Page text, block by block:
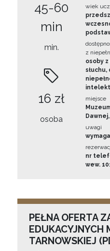
45-60
min
min.
16 zł
osoba
wiek
z
osoby
słuchu,
miejsce
uwagi
nr
wew.
PEŁNA OFERTA
EDUKACYJNYCH
TARNOWSKIEJ